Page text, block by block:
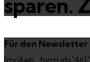
sparen.
Für den Newsletter
[mc4wp_form